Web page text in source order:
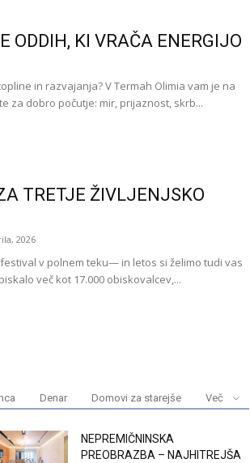
ODDIH, KI VRAČA ENERGIJO
in razvajanja? V Termah Olimia vam je na
za dobro počutje: mir, prijaznost, skrb...
TRETJE ŽIVLJENJSKO
2026
v polnem teku— in letos si želimo tudi vas
več kot 17.000 obiskovalcev,...
Denar Domovi za starejše Več
NEPREMIČNINSKA
PREOBRAZBA – NAJHITREJŠA